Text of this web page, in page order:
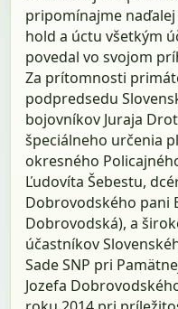
pripomínajme
hold a úctu všetkým
povedal vo svojom
Za prítomnosti
podpredsedu
bojovníkov Juraja
špeciálneho určenia
okresného
Ľudovíta Šebestu,
Dobrovodského pani
Dobrovodská), a
účastníkov
Sade SNP pri
Jozefa